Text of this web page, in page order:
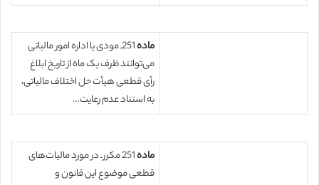
ماده
251ـ مودی یا اداره امور مالیاتی
می‌توانند ظرف یک ماه ‌از تاریخ ابلاغ
رأی قطعی هیأت حل اختلاف مالیاتی‌،
به استناد عدم ‌رعایت…
ماده
251 مکرر ـ در مورد مالیات‌های
قطعی موضوع این قانون ‌و